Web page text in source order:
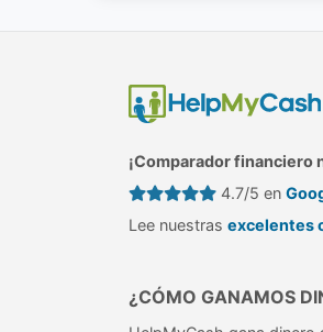
¡Comparador financiero
4.7/5 en
Lee nuestras excelentes
¿CÓMO GANAMOS